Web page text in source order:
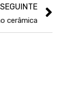
SEGUINTE
cerâmica